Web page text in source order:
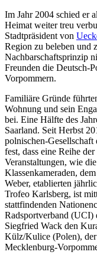
Im Jahr 2004 schied er
Heimat weiter treu
Stadtpräsident von
Region zu beleben und
Nachbarschaftsprinzip
Freunden die Deutsch-
Vorpommern.
Familiäre Gründe
Wohnung und sein
bei. Eine Hälfte des
Saarland. Seit Herbst
polnischen-Gesellschaft
fest, dass eine Reihe
Veranstaltungen, wie
Klassenkameraden,
Weber, etablierten
Trofeo Karlsberg, ist
stattfindenden
Radsportverband (UCI)
Siegfried Wack den
Külz/Kulice (Polen),
Mecklenburg-